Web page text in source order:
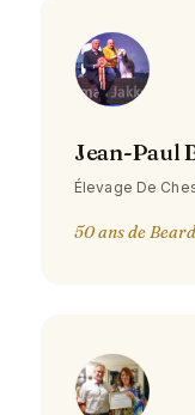
Jean-Paul
Élevage De
50 ans de